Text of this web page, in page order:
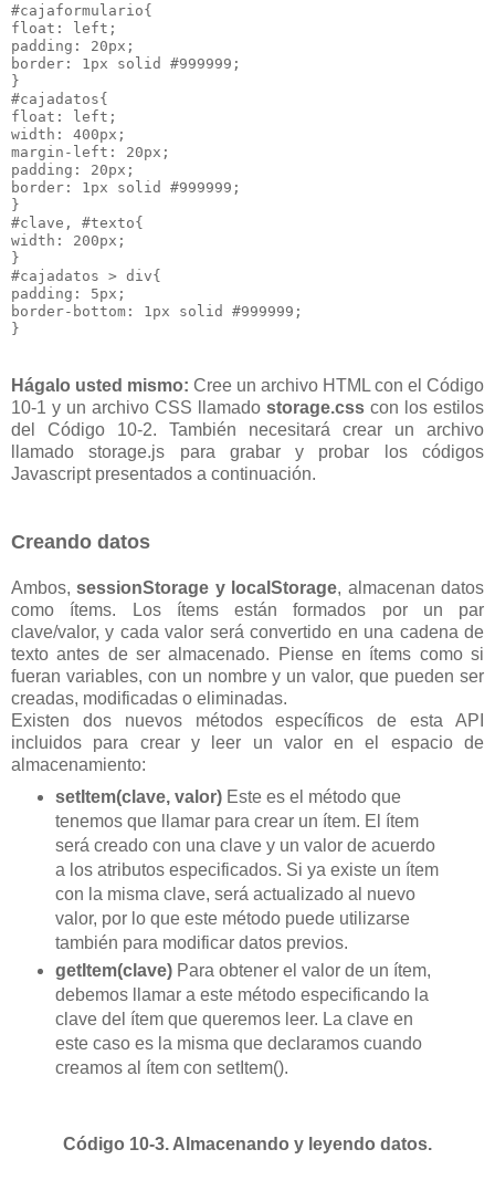
#cajaformulario{
float: left;
padding: 20px;
border: 1px solid #999999;
}
#cajadatos{
float: left;
width: 400px;
margin-left: 20px;
padding: 20px;
border: 1px solid #999999;
}
#clave, #texto{
width: 200px;
}
#cajadatos > div{
padding: 5px;
border-bottom: 1px solid #999999;
}
Hágalo usted mismo: Cree un archivo HTML con el Código
10-1 y un archivo CSS llamado storage.css con los estilos
del Código 10-2. También necesitará crear un archivo
llamado storage.js para grabar y probar los códigos
Javascript presentados a continuación.
Creando datos
Ambos,sessionStorage y localStorage, almacenan datos
como ítems. Los ítems están formados por un par
clave/valor, y cada valor será convertido en una cadena de
texto antes de ser almacenado. Piense en ítems como si
fueran variables, con un nombre y un valor, que pueden ser
creadas, modificadas o eliminadas.
Existen dos nuevos métodos específicos de esta API
incluidos para crear y leer un valor en el espacio de
almacenamiento:
setItem(clave, valor)Este es el método que
tenemos que llamar para crear un ítem. El ítem
será creado con una clave y un valor de acuerdo
a los atributos especificados. Si ya existe un ítem
con la misma clave, será actualizado al nuevo
valor, por lo que este método puede utilizarse
también para modificar datos previos.
getItem(clave)Para obtener el valor de un ítem,
debemos llamar a este método especificando la
clave del ítem que queremos leer. La clave en
este caso es la misma que declaramos cuando
creamos al ítem con setItem().
Código 10-3. Almacenando y leyendo datos.